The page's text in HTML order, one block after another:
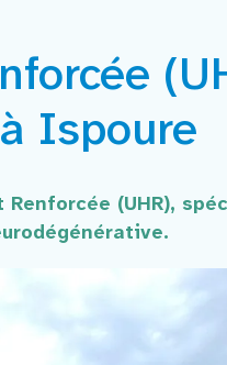
soignant partagé
Ispoure
Renforcée (UHR),